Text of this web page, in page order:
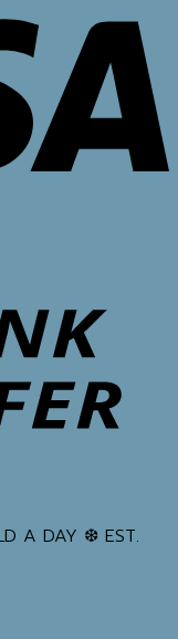
A DAY ❆ EST.